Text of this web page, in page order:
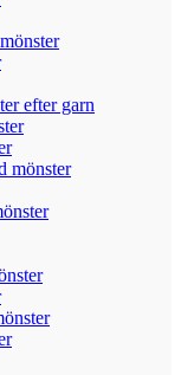
efter garn
mönster